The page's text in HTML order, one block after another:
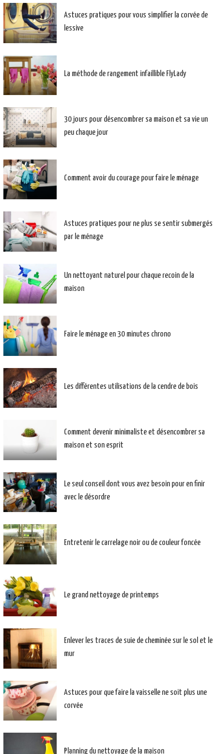
Astuces pratiques pour vous simplifier la corvée de
lessive
La méthode de rangement infaillible FlyLady
30 jours pour désencombrer sa maison et sa vie un
peu chaque jour
Comment avoir du courage pour faire le ménage
Astuces pratiques pour ne plus se sentir submergés
par le ménage
Un nettoyant naturel pour chaque recoin de la
maison
Faire le ménage en 30 minutes chrono
Les différentes utilisations de la cendre de bois
Comment devenir minimaliste et désencombrer sa
maison et son esprit
Le seul conseil dont vous avez besoin pour en finir
avec le désordre
Entretenir le carrelage noir ou de couleur foncée
Le grand nettoyage de printemps
Enlever les traces de suie de cheminée sur le sol et le
mur
Astuces pour que faire la vaisselle ne soit plus une
corvée
Planning du nettoyage de la maison